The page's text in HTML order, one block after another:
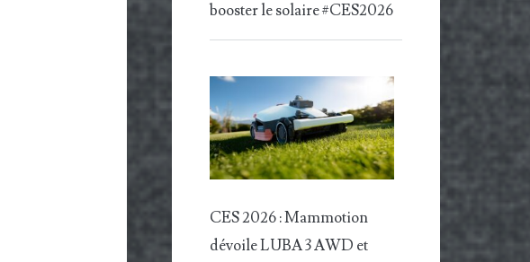
booster le solaire #CES2026
CES 2026 : Mammotion
dévoile LUBA 3 AWD et